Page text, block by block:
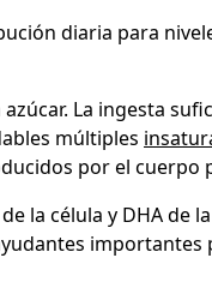
diaria para
La ingesta
múltiples
por el cuerpo
la célula y DHA de